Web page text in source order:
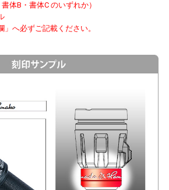
体B・書体C のいずれか）
へ必ずご記載ください。